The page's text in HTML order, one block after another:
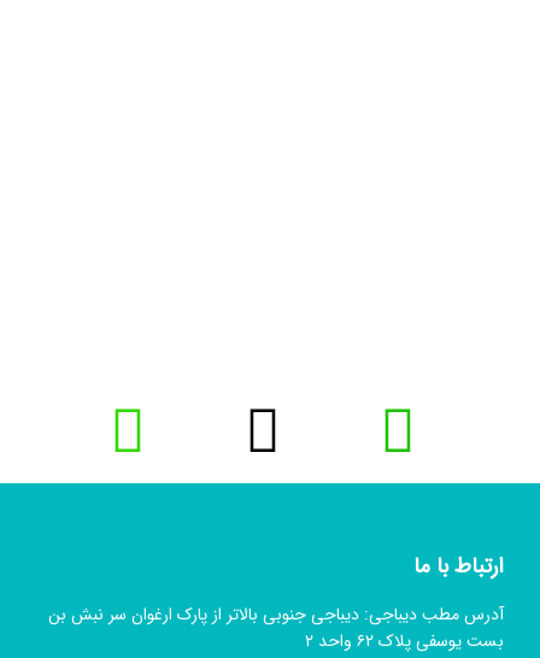
ارتباط با ما
آدرس مطب دیباجی: دیباجی جنوبی بالاتر از پارک ارغوان سر نبش بن
بست یوسفی پلاک ۶۲ واحد ۲